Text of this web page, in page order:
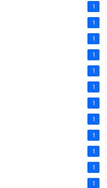
1
1
1
1
1
1
1
1
1
1
1
1